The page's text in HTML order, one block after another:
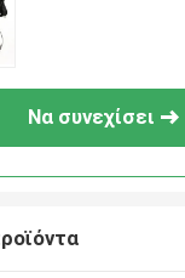
Να συνεχίσει